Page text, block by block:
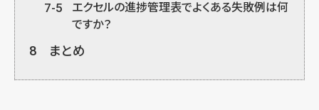
7-5
エクセルの進捗管理表でよくある失敗例は何
ですか？
8 まとめ